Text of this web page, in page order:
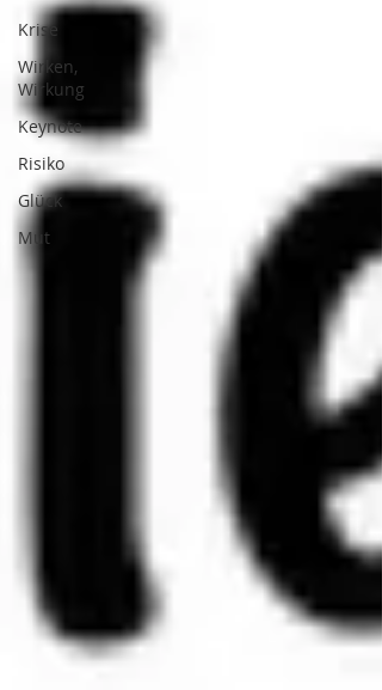
Krise
Wirken,
Wirkung
Keynote
Risiko
Glück
Mut